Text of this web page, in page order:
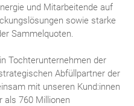
und Mitarbeitende auf
sowie starke
Sammelquoten.
Tochterunternehmen der
Abfüllpartner der
mit unseren Kund:innen
als 760 Millionen